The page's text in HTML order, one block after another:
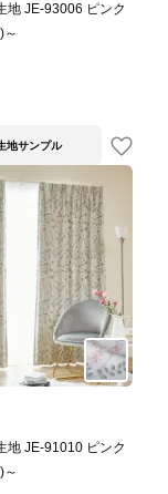
地 JE-93006 ピンク
～
地サンプル
地 JE-91010 ピンク
～